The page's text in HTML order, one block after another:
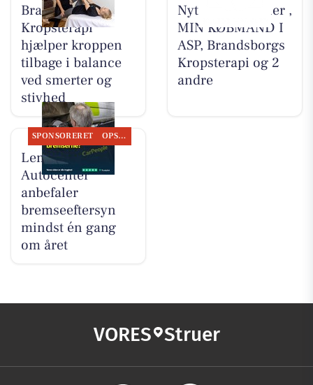
Brandsborgs
Kropsterapi
hjælper kroppen
tilbage i balance
ved smerter og
stivhed
Nyt fra HV Cykler ,
MIN KØBMAND I
ASP, Brandsborgs
Kropsterapi og 2
andre
SPONSORERET OPSLAGSTAVLEN
Lemvig
Autocenter
anbefaler
bremseeftersyn
mindst én gang
om året
VORES Struer